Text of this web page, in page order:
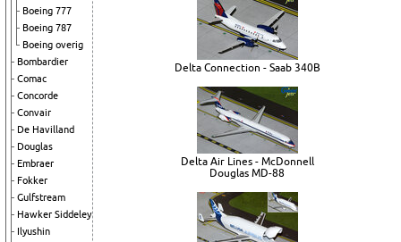
Boeing 777
Boeing 787
Boeing overig
Bombardier
Comac
Concorde
Convair
De Havilland
Douglas
Embraer
Fokker
Gulfstream
Hawker Siddeley
Ilyushin
Delta Connection - Saab 340B
Delta Air Lines - McDonnell
Douglas MD-88